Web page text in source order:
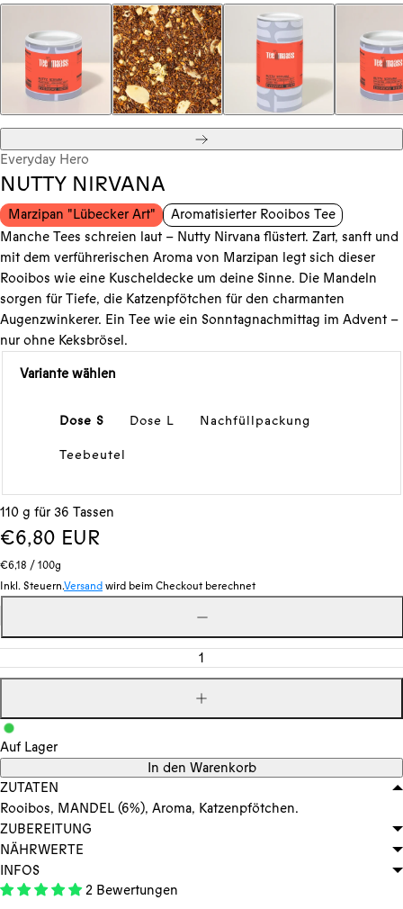
Everyday Hero
NUTTY NIRVANA
Marzipan "Lübecker Art"
Aromatisierter Rooibos Tee
Manche Tees schreien laut – Nutty Nirvana flüstert. Zart, sanft und
mit dem verführerischen Aroma von Marzipan legt sich dieser
Rooibos wie eine Kuscheldecke um deine Sinne. Die Mandeln
sorgen für Tiefe, die Katzenpfötchen für den charmanten
Augenzwinkerer. Ein Tee wie ein Sonntagnachmittag im Advent –
nur ohne Keksbrösel.
Variante wählen
Dose S Dose L
Nachfüllpackung
Teebeutel
110 g für 36 Tassen
Regulärer
Preis
€6,80 EUR
Stückpreis
€6,18 /pro
100g
Inkl. Steuern.Versandwird beim Checkout berechnet
Menge
Menge
Menge
Auf Lager
In den Warenkorb
ZUTATEN
Rooibos, MANDEL (6%), Aroma, Katzenpfötchen.
ZUBEREITUNG
NÄHRWERTE
INFOS
2 Bewertungen